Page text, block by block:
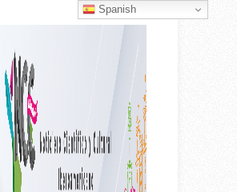
Spanish